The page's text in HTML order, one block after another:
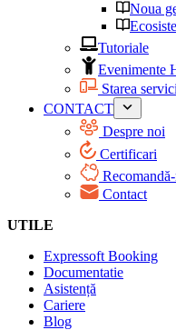
Noua
Tutoriale
Evenimente
Starea
CONTACT
Despre noi
Certificari
Contact
UTILE
Expressoft Booking
Documentatie
Asistență
Cariere
Blog